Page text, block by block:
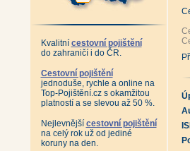
Kvalitní cestovní pojištění
do zahraničí i do ČR.
Cestovní pojištění
jednoduše, rychle a online na
Top-Pojištění.cz s okamžitou
platností a se slevou až 50 %.
Nejlevnější cestovní pojištění
na celý rok už od jediné
koruny na den.